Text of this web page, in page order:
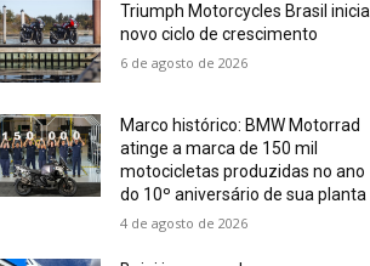
Triumph Motorcycles Brasil inicia
novo ciclo de crescimento
6 de agosto de 2026
Marco histórico: BMW Motorrad
atinge a marca de 150 mil
motocicletas produzidas no ano
do 10º aniversário de sua planta
4 de agosto de 2026